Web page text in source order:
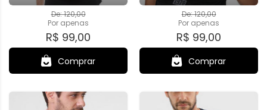
De: 120,00
Por apenas
R$ 99,00
Comprar
De: 120,00
Por apenas
R$ 99,00
Comprar